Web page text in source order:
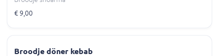
€ 9,00
Broodje döner kebab